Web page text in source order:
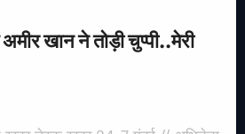
खान ने तोड़ी चुप्पी..मेरी